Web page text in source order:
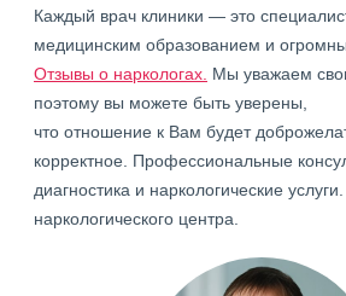
Каждый врач клиники — это
медицинским образованием и
Отзывы о наркологах. Мы уважаем
поэтому вы можете быть уверены,
что отношение к Вам будет
корректное. Профессиональные
диагностика и наркологические
наркологического центра.